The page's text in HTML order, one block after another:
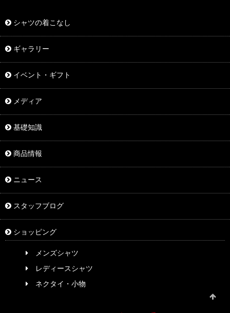
シャツの着こなし
ギャラリー
イベント・ギフト
メディア
基礎知識
商品情報
ニュース
スタッフブログ
ショッピング
メンズシャツ
レディースシャツ
ネクタイ・小物